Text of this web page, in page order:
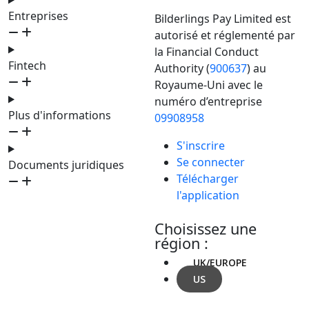
Entreprises
Fintech
Plus d'informations
Documents juridiques
Bilderlings Pay Limited est
autorisé et réglementé par
la Financial Conduct
Authority (900637) au
Royaume-Uni avec le
numéro d’entreprise
09908958
S'inscrire
Se connecter
Télécharger
l'application
Choisissez une
région :
UK/EUROPE
US